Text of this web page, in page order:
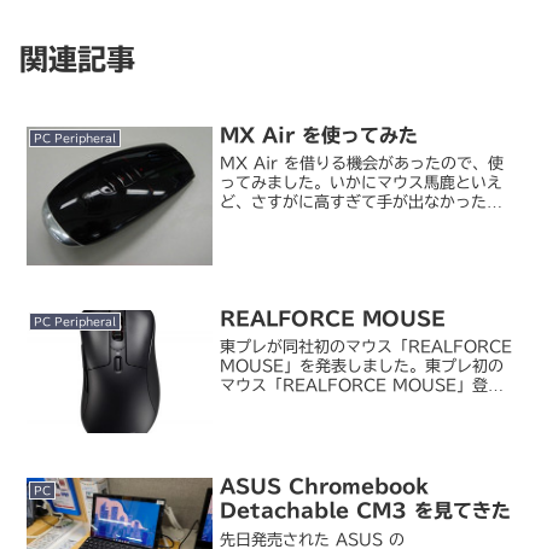
関連記事
PC Peripheral MX Air を使ってみた
MX Air を借りる機会があったので、使
ってみました。いかにマウス馬鹿といえ
ど、さすがに高すぎて手が出なかった
PC Peripheral REALFORCE MOUSE
東プレが同社初のマウス「REALFORCE
MOUSE」を発表しました。東プレ初の
マウス「REALFORCE MOUSE」登
PC
ASUS Chromebook
Detachable CM3 を見てきた
先日発売された ASUS の